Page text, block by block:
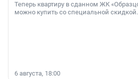
Теперь квартиру в сданном ЖК
можно купить со специальной скидкой.
6 августа, 18:00